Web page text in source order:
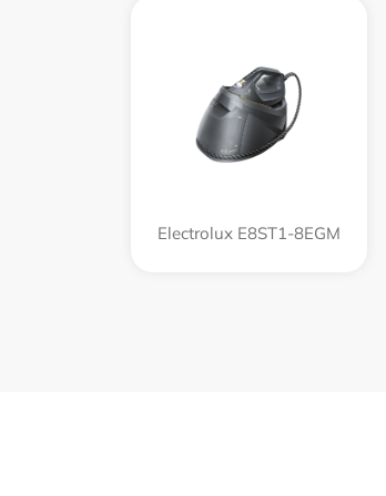
Electrolux E8ST1-8EGM